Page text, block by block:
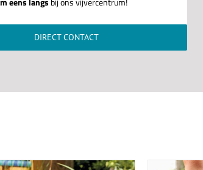
DIRECT CONTACT